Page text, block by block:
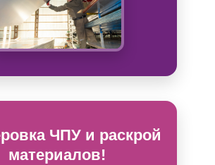
ЧПУ и раскрой
материалов!